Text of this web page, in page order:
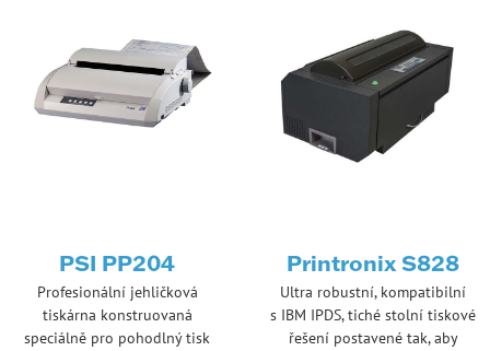
PSI PP204
Profesionální jehličková
tiskárna konstruovaná
speciálně pro pohodlný tisk
Printronix S828
Ultra robustní, kompatibilní
s IBM IPDS, tiché stolní tiskové
řešení postavené tak, aby